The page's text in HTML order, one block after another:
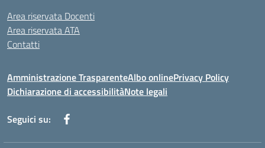
Area riservata Docenti
Area riservata ATA
Contatti
Amministrazione TrasparenteAlbo onlinePrivacy Policy
Dichiarazione di accessibilitàNote legali
Seguici su: